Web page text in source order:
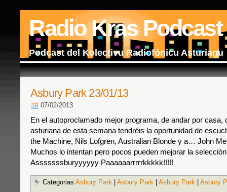
Radio Kras Podcast
Podcast del Kolectivu Radiofónicu Asturianu
Asbury Park 23/01/13
07/02/2013
En el autoproclamado mejor programa, de andar por casa,
asturiana de esta semana tendréis la oportunidad de
the Machine, Nils Lofgren, Australian Blonde y a… John
Muchos lo intentan pero pocos pueden mejorar la
Asssssssburyyyyyy Paaaaaarrrrrkkkkk!!!!!
Categorias Asbury Park Asbury Park Asbury Park
Asbury